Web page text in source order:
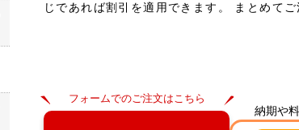
じであれば割引を適用できます。 まとめて
フォームでのご注文はこちら
納期や